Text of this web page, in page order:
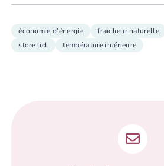
économie d'énergie fraîcheur naturelle
store lidl
température intérieure